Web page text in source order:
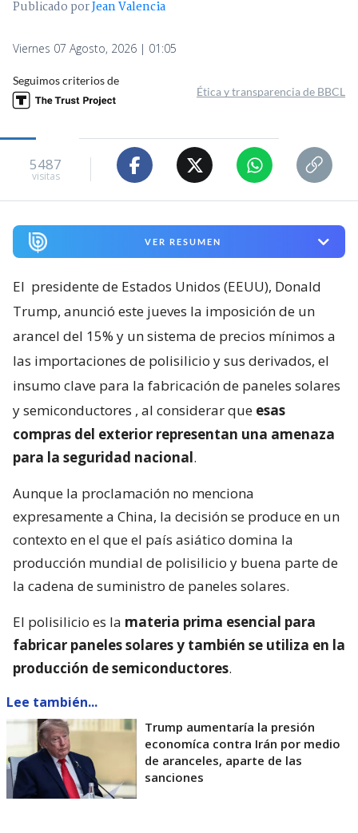
Publicado porJean Valencia
Viernes 07 Agosto, 2026 | 01:05
Seguimos criterios de
Ética y transparencia de BBCL
5487
visitas
VER RESUMEN
El presidente de Estados Unidos (EEUU), Donald
Trump, anunció este jueves la imposición de un
arancel del 15% y un sistema de precios mínimos a
las importaciones de polisilicio y sus derivados, el
insumo clave para la fabricación de paneles solares
y semiconductores , al considerar que esas
compras del exterior representan una amenaza
para la seguridad nacional.
Aunque la proclamación no menciona
expresamente a China, la decisión se produce en un
contexto en el que el país asiático domina la
producción mundial de polisilicio y buena parte de
la cadena de suministro de paneles solares.
El polisilicio es la materia prima esencial para
fabricar paneles solares y también se utiliza en la
producción de semiconductores.
Lee también...
Trump aumentaría la presión
economíca contra Irán por medio
de aranceles, aparte de las
sanciones